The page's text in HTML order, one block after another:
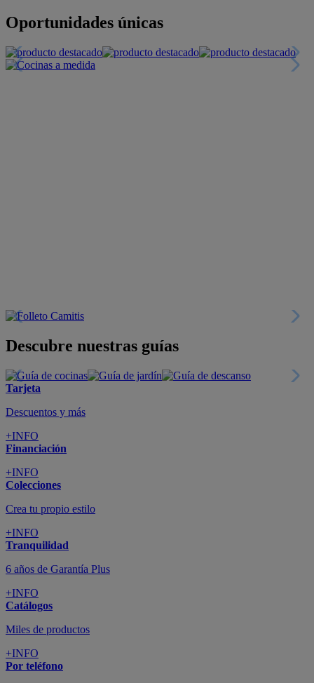
Oportunidades únicas
Descubre nuestras guías
Tarjeta
Descuentos y más
+INFO
Financiación
+INFO
Colecciones
Crea tu propio estilo
+INFO
Tranquilidad
6 años de Garantía Plus
+INFO
Catálogos
Miles de productos
+INFO
Por teléfono